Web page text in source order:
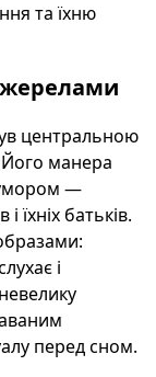
та їхню
центральною
Його манера
—
їхніх батьків.
і
перед сном.